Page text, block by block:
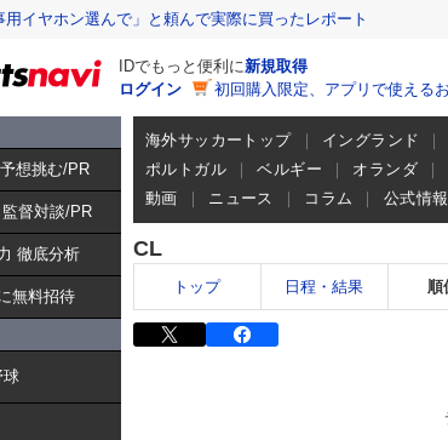
用イヤホン選んで」と頼んで実際に買ったレポート
IDでもっと便利に新規取得
ログイン
初回購入限定、アプリで使える
想挑む/PR
督対談/PR
徹底分析
無料招待
球
海外サッカートップ イングランド
ポルトガル
ベルギー オランダ
動画
ニュース コラム 公式情報
CL
トップ 日程・結果 順